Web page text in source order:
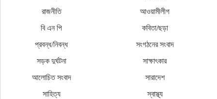
রাজনীতি
আওয়ামীলীগ
বি এন পি
কবিতা/ছড়া
প্রবন্ধ/নিবন্ধ
সংগঠনের সংবাদ
সড়ক দুর্ঘটনা
সাক্ষাৎকার
আলোচিত সংবাদ
সারাদেশ
সাহিত্য
স্বাস্থ্য